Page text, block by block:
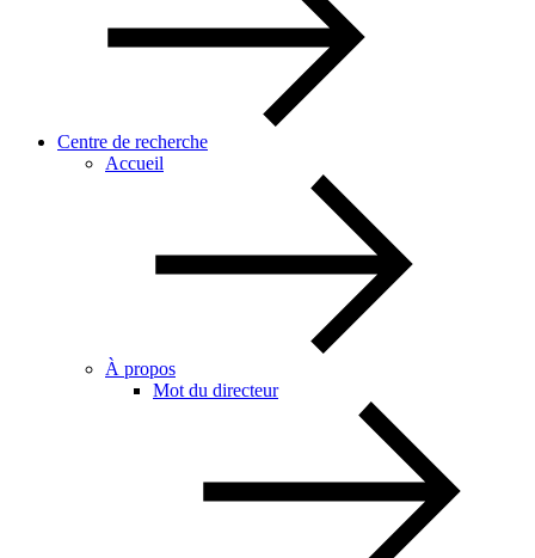
Centre de recherche
Accueil
À propos
Mot du directeur